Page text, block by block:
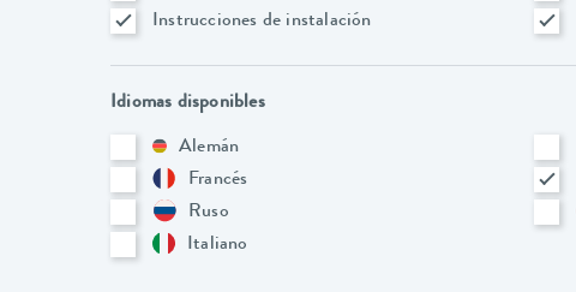
Instrucciones de instalación
Idiomas disponibles
Alemán
Francés
Ruso
Italiano